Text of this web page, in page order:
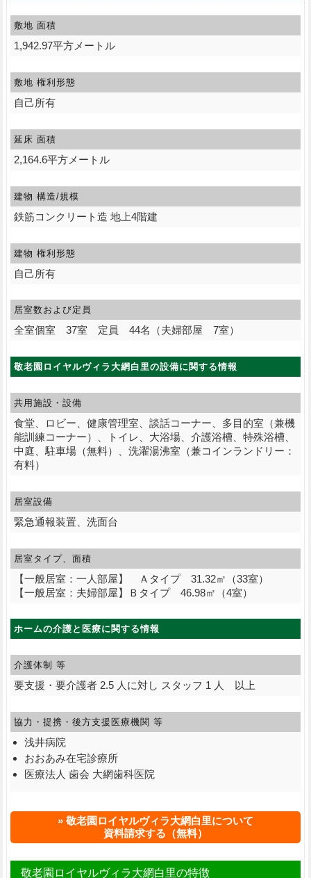
敷地 面積
1,942.97平方メートル
敷地 権利形態
自己所有
延床 面積
2,164.6平方メートル
建物 構造/規模
鉄筋コンクリート造 地上4階建
建物 権利形態
自己所有
居室数および定員
全室個室 37室 定員 44名（夫婦部屋 7室）
敬老園ロイヤルヴィラ大網白里の設備に関する情報
共用施設・設備
食堂、ロビー、健康管理室、談話コーナー、多目的室（兼機
能訓練コーナー）、トイレ、大浴場、介護浴槽、特殊浴槽、
中庭、駐車場（無料）、洗濯湯沸室（兼コインランドリー：
有料）
居室設備
緊急通報装置、洗面台
居室タイプ、面積
【一般居室：一人部屋】 Ａタイプ 31.32㎡（33室）
【一般居室：夫婦部屋】Ｂタイプ 46.98㎡（4室）
ホームの介護と医療に関する情報
介護体制 等
要支援・要介護者 2.5 人に対し スタッフ 1 人 以上
協力・提携・後方支援 医療機関 等
浅井病院
おおあみ在宅診療所
医療法人 歯会 大網歯科医院
敬老園ロイヤルヴィラ大網白里について
資料請求する（無料）
敬老園ロイヤルヴィラ大網白里の特徴